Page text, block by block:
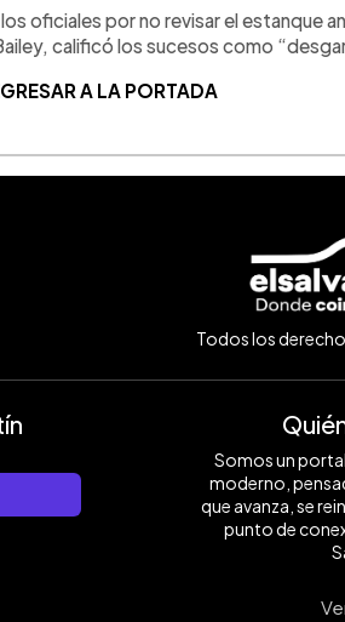
oficiales por no revisar el estanque
calificó los sucesos como
A LA PORTADA
Todos los
Somos un
moderno,
que avanza, se
punto de